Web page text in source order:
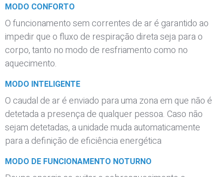
MODO CONFORTO
O funcionamento sem correntes de ar é garantido ao
impedir que o fluxo de respiração direta seja para o
corpo, tanto no modo de resfriamento como no
aquecimento.
MODO INTELIGENTE
O caudal de ar é enviado para uma zona em que não é
detetada a presença de qualquer pessoa. Caso não
sejam detetadas, a unidade muda automaticamente
para a definição de eficiência energética
MODO DE FUNCIONAMENTO NOTURNO